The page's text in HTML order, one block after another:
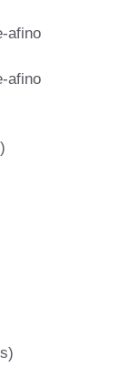
afino
afino